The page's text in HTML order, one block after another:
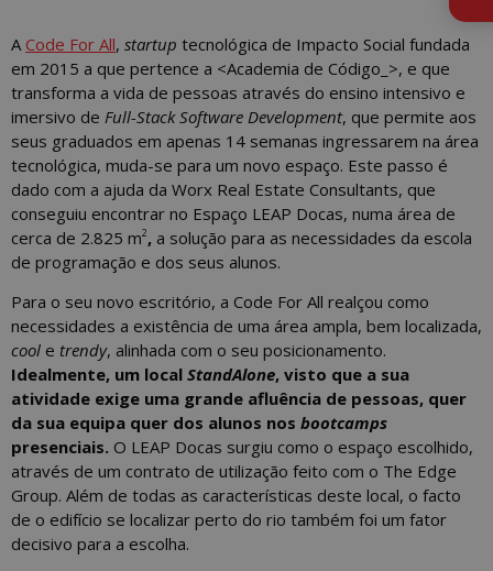
A Code For All, startup tecnológica de Impacto Social fundada
em 2015 a que pertence a <Academia de Código_>, e que
transforma a vida de pessoas através do ensino intensivo e
imersivo de Full-Stack Software Development, que permite aos
seus graduados em apenas 14 semanas ingressarem na área
tecnológica, muda-se para um novo espaço. Este passo é
dado com a ajuda da Worx Real Estate Consultants, que
conseguiu encontrar no Espaço LEAP Docas, numa área de
cerca de 2.825 m2, a solução para as necessidades da escola
de programação e dos seus alunos.
Para o seu novo escritório, a Code For All realçou como
necessidades a existência de uma área ampla, bem localizada,
cool e trendy, alinhada com o seu posicionamento.
Idealmente, um local StandAlone, visto que a sua
atividade exige uma grande afluência de pessoas, quer
da sua equipa quer dos alunos nos bootcamps
presenciais. O LEAP Docas surgiu como o espaço escolhido,
através de um contrato de utilização feito com o The Edge
Group. Além de todas as características deste local, o facto
de o edifício se localizar perto do rio também foi um fator
decisivo para a escolha.